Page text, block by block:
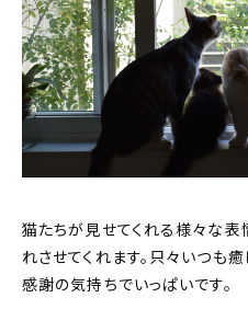
猫たちが見せてくれる様々な
れさせてくれます。只々いつも
感謝の気持ちでいっぱいです。